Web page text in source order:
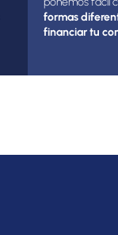
formas
financiar tu